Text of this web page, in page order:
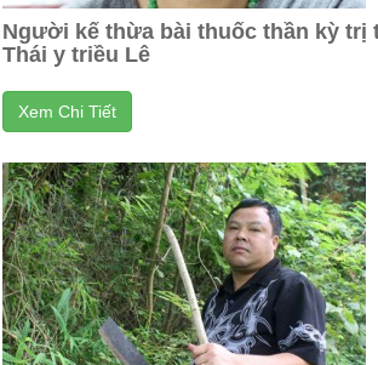
Người kế thừa bài thuốc thần kỳ trị
Thái y triều Lê
Xem Chi Tiết